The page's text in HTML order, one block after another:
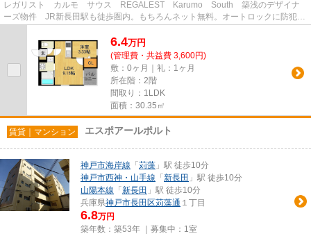
レガリスト カルモ サウス REGALEST Karumo South 築浅のデザイナ
ーズ物件 JR新長田駅も徒歩圏内。もちろんネット無料。オートロックに防犯カ
6.4万円
(管理費・共益費 3,600円)
敷：0ヶ月｜礼：1ヶ月
所在階：2階
間取り：1LDK
面積：30.35㎡
賃貸｜マンション エスポアールポルト
神戸市海岸線 「 苅藻 」駅 徒歩10分
神戸市西神・山手線 「 新長田 」駅 徒歩10分
山陽本線 「 新長田 」駅 徒歩10分
兵庫県神戸市長田区苅藻通 １丁目
6.8万円
築年数：築53年 ｜募集中： 1室